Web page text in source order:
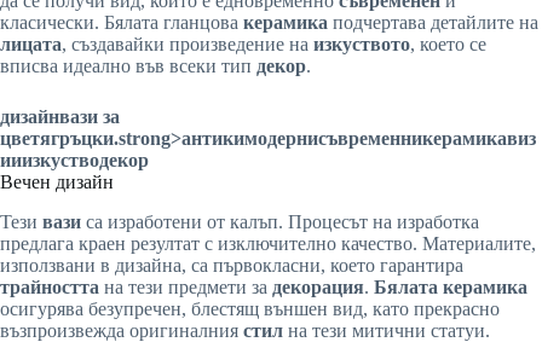
класически. Бялата гланцова керамика подчертава детайлите на
лицата, създавайки произведение на изкуството, което се
вписва идеално във всеки тип декор.
дизайнвази за
цветягръцки.strong>антикимодернисъвременникерамикавиз
ииизкустводекор
Вечен дизайн
Тези вази са изработени от калъп. Процесът на изработка
предлага краен резултат с изключително качество. Материалите,
използвани в дизайна, са първокласни, което гарантира
трайността на тези предмети за декорация. Бялата керамика
осигурява безупречен, блестящ външен вид, като прекрасно
възпроизвежда оригиналния стил на тези митични статуи.